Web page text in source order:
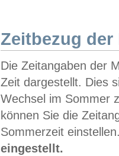
Zeitbezug der
Die Zeitangaben der
Zeit dargestellt. Dies
Wechsel im Sommer
können Sie die
Sommerzeit
eingestellt.